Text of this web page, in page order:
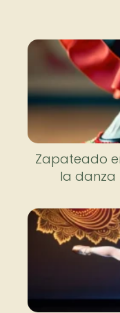
Zapateado
la danza